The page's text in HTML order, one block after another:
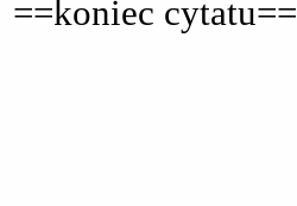
==koniec cytatu==